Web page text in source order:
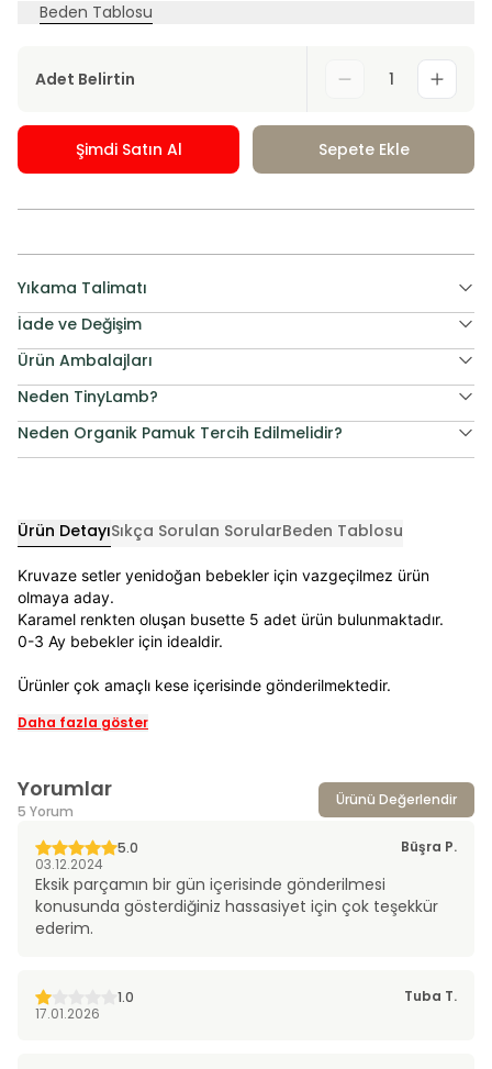
Beden Tablosu
Adet Belirtin 1
Şimdi Satın Al Sepete Ekle
Yıkama Talimatı
İade ve Değişim
Ürün Ambalajları
Neden TinyLamb?
Neden Organik Pamuk Tercih Edilmelidir?
Ürün DetayıSıkça Sorulan SorularBeden Tablosu
Kruvaze setler yenidoğan bebekler için vazgeçilmez ürün
olmaya aday.
Karamel renkten oluşan busette 5 adet ürün bulunmaktadır.
0-3 Ay bebekler için idealdir.
Ürünler çok amaçlı kese içerisinde gönderilmektedir.
Daha fazla göster
Yorumlar
5 Yorum
Ürünü Değerlendir
5.0 Büşra P.
03.12.2024
Eksik parçamın bir gün içerisinde gönderilmesi
konusunda gösterdiğiniz hassasiyet için çok teşekkür
ederim.
1.0 Tuba T.
17.01.2026